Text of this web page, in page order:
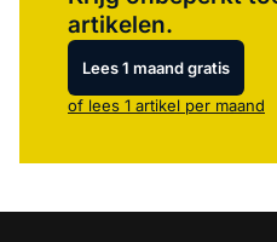
artikelen.
Lees 1 maand gratis
of lees 1 artikel per maand